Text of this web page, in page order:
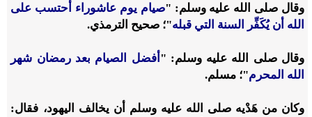
وقال صلى الله عليه وسلم: "صيام يوم عاشوراء أحتسب على
الله أن يُكَفِّر السنة التي قبله"؛ صحيح الترمذي.
وقال صلى الله عليه وسلم: " أفضل الصيام بعد رمضان شهر
الله المحرم"؛ مسلم.
وكان من هَدْيه صلى الله عليه وسلم أن يخالف اليهود، فقال: